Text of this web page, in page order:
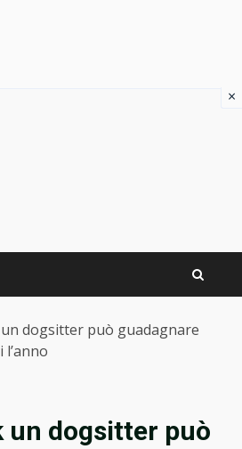
dogsitter può guadagnare
un dogsitter può
×